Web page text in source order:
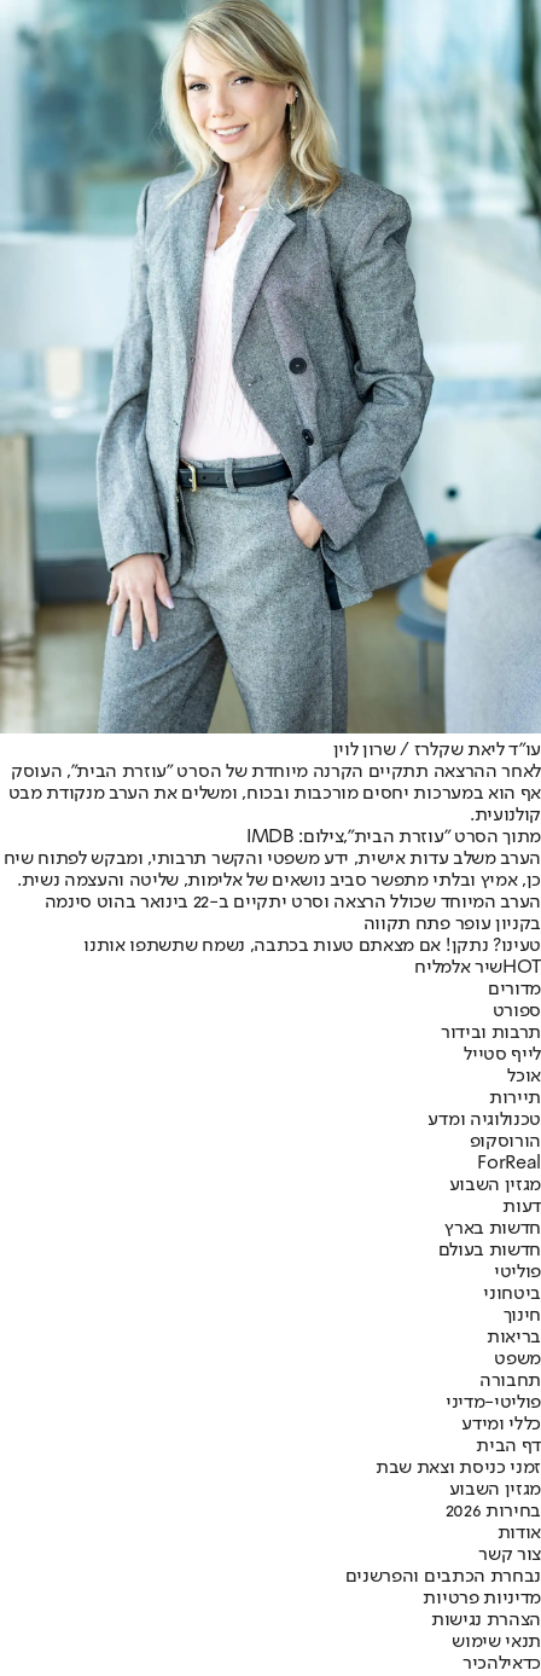
עו"ד ליאת שקלרז / שרון לוין
לאחר ההרצאה תתקיים הקרנה מיוחדת של הסרט "עוזרת הבית", העוסק
אף הוא במערכות יחסים מורכבות ובכוח, ומשלים את הערב מנקודת מבט
קולנועית.
מתוך הסרט "עוזרת הבית",צילום: IMDB
הערב משלב עדות אישית, ידע משפטי והקשר תרבותי, ומבקש לפתוח שיח
כן, אמיץ ובלתי מתפשר סביב נושאים של אלימות, שליטה והעצמה נשית.
הערב המיוחד שכולל הרצאה וסרט יתקיים ב-22 בינואר בהוט סינמה
בקניון עופר פתח תקווה
טעינו? נתקן! אם מצאתם טעות בכתבה, נשמח שתשתפו אותנו
HOTשיר אלמליח
מדורים
ספורט
תרבות ובידור
לייף סטייל
אוכל
תיירות
טכנולוגיה ומדע
הורוסקופ
ForReal
מגזין השבוע
דעות
חדשות בארץ
חדשות בעולם
פוליטי
ביטחוני
חינוך
בריאות
משפט
תחבורה
פוליטי-מדיני
כללי ומידע
דף הבית
זמני כניסת וצאת שבת
מגזין השבוע
בחירות 2026
אודות
צור קשר
נבחרת הכתבים והפרשנים
מדיניות פרטיות
הצהרת נגישות
תנאי שימוש
כדאילהכיר